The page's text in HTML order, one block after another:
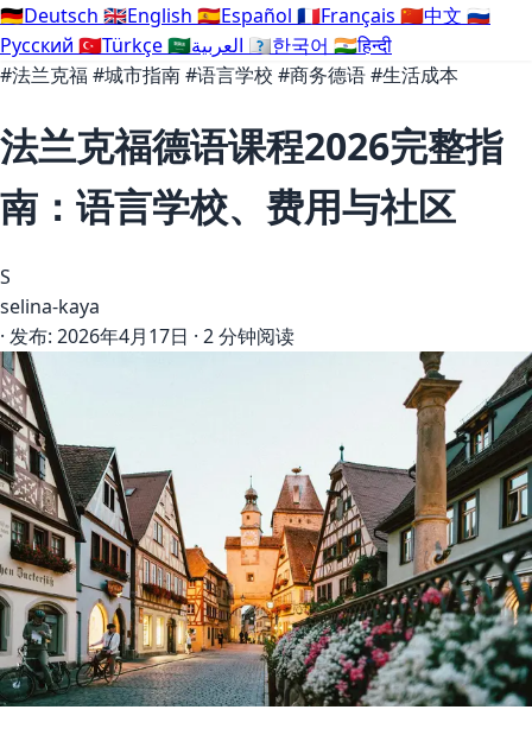
🇩🇪Deutsch 🇬🇧English 🇪🇸Español 🇫🇷Français 🇨🇳中文 🇷🇺
Русский 🇹🇷Türkçe🇸🇦 🇰🇷한국어 🇮🇳हिन्दी
#法兰克福#城市指南#语言学校 #商务德语#生活成本
法兰克福德语课程2026完整指
南：语言学校、费用与社区
S
selina-kaya
· 发布: 2026年4月17日 · 2 分钟阅读